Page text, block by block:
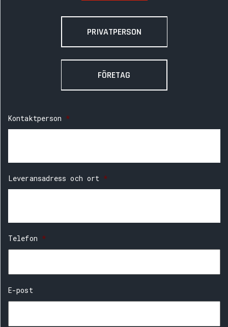
PRIVATPERSON
FÖRETAG
Kontaktperson *
Leveransadress och ort *
Telefon *
E-post